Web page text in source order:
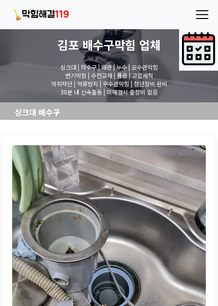
김포 배수구막힘 업체
싱크대 | 하수구 | 배관 | 누수 | 오수관막힘
변기막힘 | 수전교체 | 폽옵 | 고압세척
악취차단 | 역류방지 | 우수관막힘 | 첨단장비 완비
30분 내 신속출동 | 미해결시 출장비 없음
싱크대 배수구